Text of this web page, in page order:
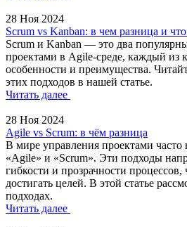
28 Ноя 2024
Scrum vs Kanban: в чем разница и
Scrum и Kanban — это два
проектами в Agile-среде, каждый из
особенности и преимущества.
этих подходов в нашей статье.
Читать далее
28 Ноя 2024
Agile vs Scrum: в чём разница
В мире управления проектами часто
«Agile» и «Scrum». Эти подходы
гибкости и прозрачности
достигать целей. В этой статье
подходах.
Читать далее